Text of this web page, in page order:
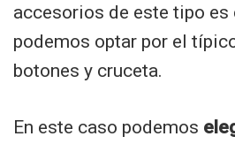
accesorios de este tipo es
podemos optar por el
botones y cruceta.
En este caso podemos